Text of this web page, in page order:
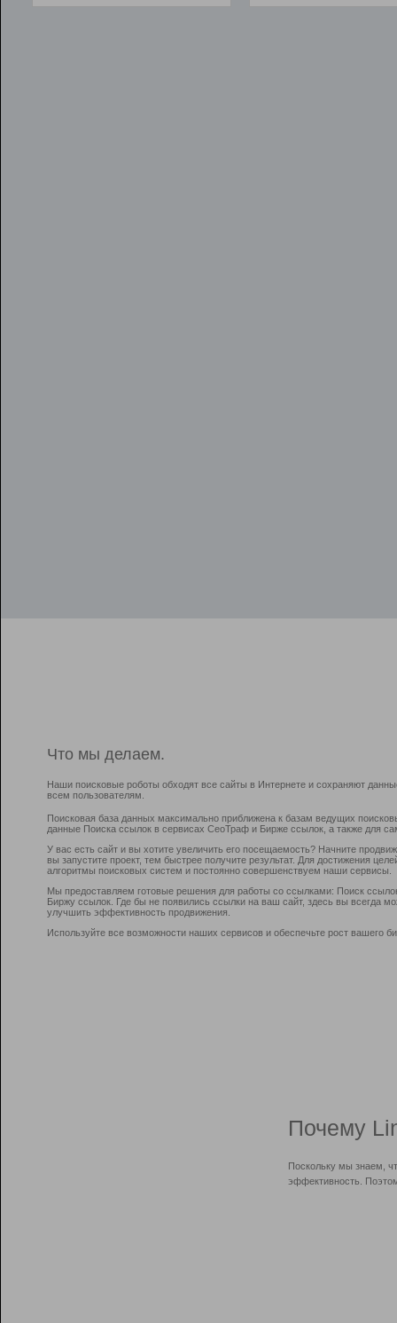
Что мы делаем.
Наши поисковые роботы обходят все сайты в Интернете и сохраняют
всем пользователям.
Поисковая база данных максимально приближена к базам ведущих
данные Поиска ссылок в сервисах СеоТраф и Бирже ссылок, а также для
У вас есть сайт и вы хотите увеличить его посещаемость? Начните
вы запустите проект, тем быстрее получите результат. Для достижения
алгоритмы поисковых систем и постоянно совершенствуем наши сервисы.
Мы предоставляем готовые решения для работы со ссылками: Поиск
Биржу ссылок. Где бы не появились ссылки на ваш сайт, здесь вы всегда
улучшить эффективность продвижения.
Используйте все возможности наших сервисов и обеспечьте рост вашего
Почему
Поскольку мы знаем,
эффективность.